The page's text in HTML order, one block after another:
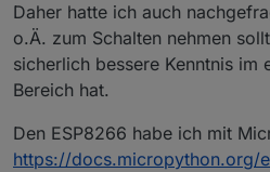
Daher hatte ich auch
o.Ä. zum Schalten nehmen
sicherlich bessere Kenntnis im
Bereich hat.
Den ESP8266 habe ich mit
https://docs.micropython.org/